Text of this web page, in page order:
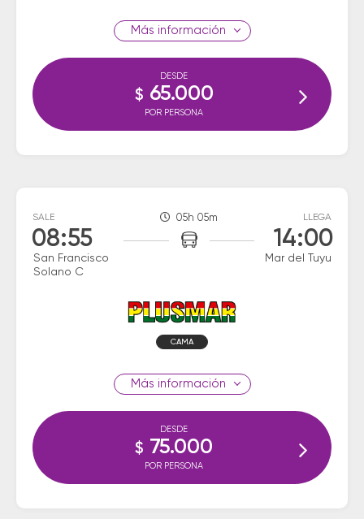
información
DESDE
$ 65.000
POR PERSONA
SALE
08:55
San Francisco
Solano C
05h 05m LLEGA
14:00
Mar del Tuyu
CAMA
información
DESDE
$ 75.000
POR PERSONA